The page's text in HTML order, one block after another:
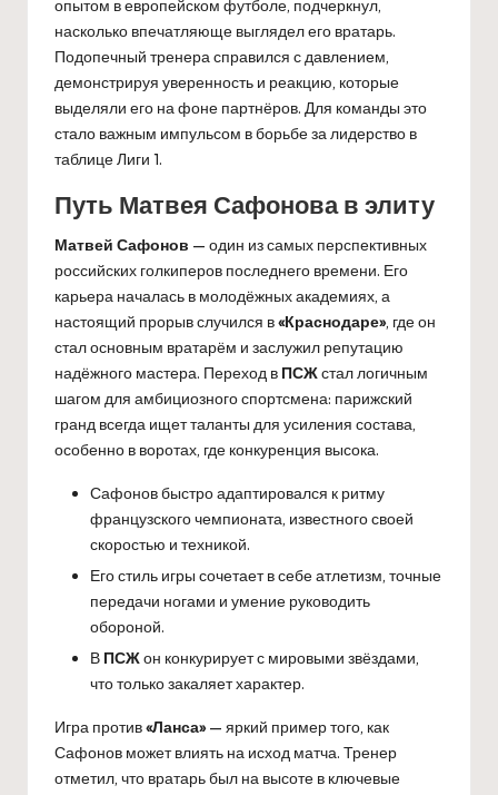
опытом в европейском футболе, подчеркнул,
насколько впечатляюще выглядел его вратарь.
Подопечный тренера справился с давлением,
демонстрируя уверенность и реакцию, которые
выделяли его на фоне партнёров. Для команды это
стало важным импульсом в борьбе за лидерство в
таблице Лиги 1.
Путь Матвея Сафонова в элиту
Матвей Сафонов — один из самых перспективных
российских голкиперов последнего времени. Его
карьера началась в молодёжных академиях, а
настоящий прорыв случился в«Краснодаре», где он
стал основным вратарём и заслужил репутацию
надёжного мастера. Переход в ПСЖстал логичным
шагом для амбициозного спортсмена: парижский
гранд всегда ищет таланты для усиления состава,
особенно в воротах, где конкуренция высока.
Сафонов быстро адаптировался к ритму
французского чемпионата, известного своей
скоростью и техникой.
Его стиль игры сочетает в себе атлетизм, точные
передачи ногами и умение руководить
обороной.
В ПСЖон конкурирует с мировыми звёздами,
что только закаляет характер.
Игра против«Ланса»— яркий пример того, как
Сафонов может влиять на исход матча. Тренер
отметил, что вратарь был на высоте в ключевые